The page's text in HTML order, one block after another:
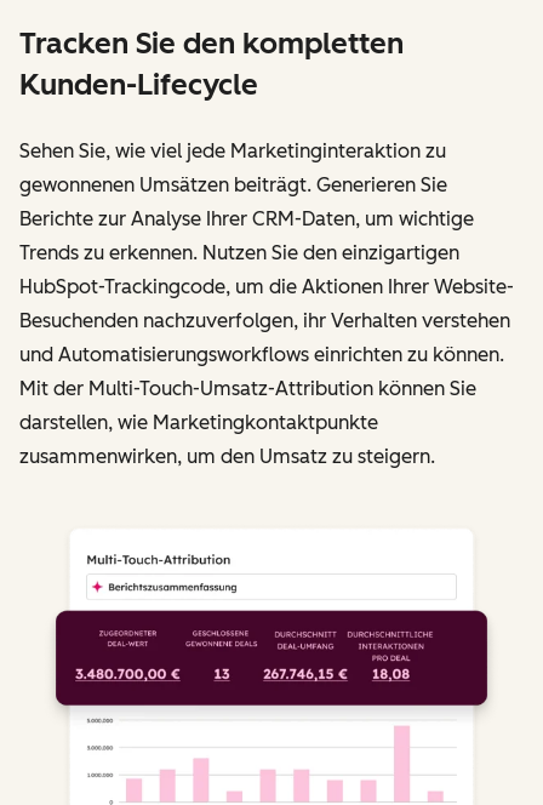
Tracken Sie den kompletten
Kunden-Lifecycle
Sehen Sie, wie viel jede Marketinginteraktion zu
gewonnenen Umsätzen beiträgt. Generieren Sie
Berichte zur Analyse Ihrer CRM-Daten, um wichtige
Trends zu erkennen. Nutzen Sie den einzigartigen
HubSpot-Trackingcode, um die Aktionen Ihrer Website-
Besuchenden nachzuverfolgen, ihr Verhalten verstehen
und Automatisierungsworkflows einrichten zu können.
Mit der Multi-Touch-Umsatz-Attribution können Sie
darstellen, wie Marketingkontaktpunkte
zusammenwirken, um den Umsatz zu steigern.